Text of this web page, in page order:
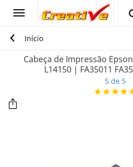
Início
Cabeça de Impressão
L14150 | FA35011
5 de 5